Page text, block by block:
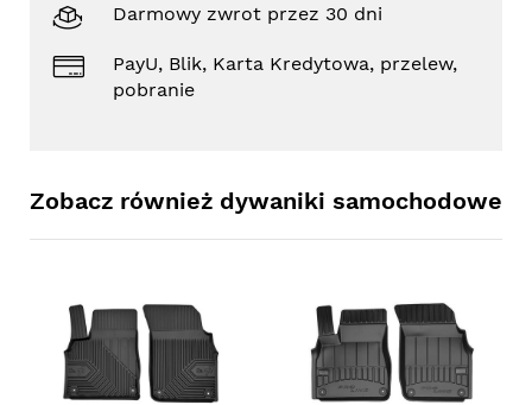
Darmowy zwrot przez 30 dni
PayU, Blik, Karta Kredytowa, przelew,
pobranie
Zobacz również dywaniki samochodowe